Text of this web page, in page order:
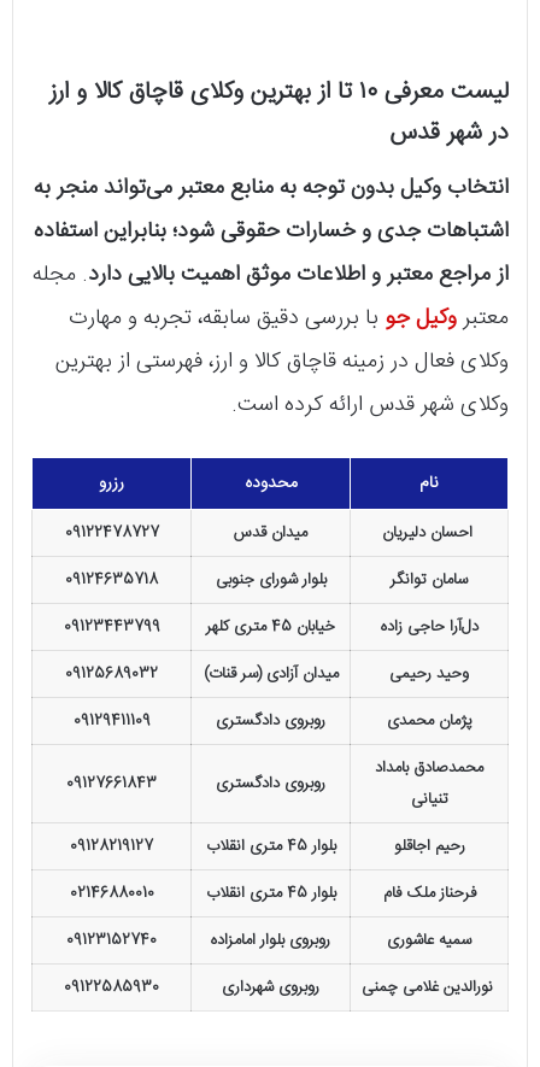
لیست معرفی ۱۰ تا از بهترین وکلای قاچاق کالا و ارز
در شهر قدس
انتخاب وکیل بدون توجه به منابع معتبر می‌تواند منجر به
اشتباهات جدی و خسارات حقوقی شود؛ بنابراین استفاده
از مراجع معتبر و اطلاعات موثق اهمیت بالایی دارد. مجله
معتبروکیل جو با بررسی دقیق سابقه، تجربه و مهارت
وکلای فعال در زمینه قاچاق کالا و ارز، فهرستی از بهترین
وکلای شهر قدس ارائه کرده است.
نام محدوده رزرو
احسان دلیریان میدان قدس
09122478727
سامان توانگر
بلوار شورای جنوبی
09124635718
دل‌آرا حاجی زاده
خیابان 45 متری کلهر
09123443799
وحید رحیمی
میدان آزادی (سر قنات)
09125689032
پژمان محمدی
روبروی دادگستری
09129411109
محمدصادق بامداد
تنیانی
روبروی دادگستری 09127661843
رحیم اجاقلو بلوار 45 متری انقلاب
09128219127
فرحناز ملک فام
بلوار 45 متری انقلاب
02146880010
سمیه عاشوری
روبروی بلوار امامزاده
09123152740
نورالدین غلامی چمنی
روبروی شهرداری 09122585930